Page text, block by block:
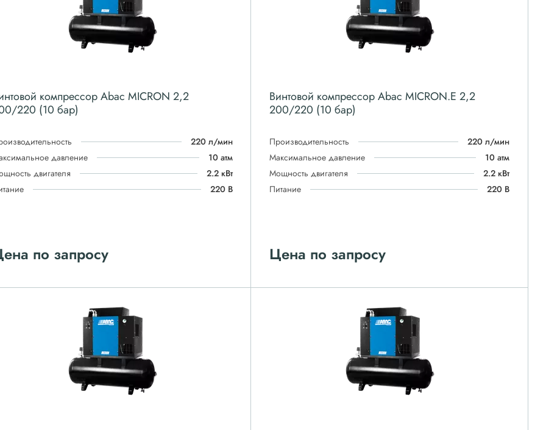
компрессор Abac MICRON 2,2
220 (10 бар)
220 л/мин
давление
10 атм
двигателя
2.2 кВт
220 В
по запросу
Винтовой компрессор Abac MICRON.E 2,2
200/220 (10 бар)
Производительность
220 л/мин
Максимальное давление
10 атм
Мощность двигателя
2.2 кВт
Питание
220 В
Цена по запросу